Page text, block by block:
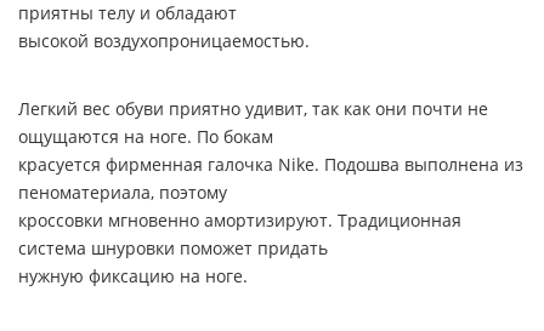
приятны телу и обладают
высокой воздухопроницаемостью.
Легкий вес обуви приятно удивит, так как они почти не
ощущаются на ноге. По бокам
красуется фирменная галочка Nike. Подошва выполнена из
пеноматериала, поэтому
кроссовки мгновенно амортизируют. Традиционная
система шнуровки поможет придать
нужную фиксацию на ноге.